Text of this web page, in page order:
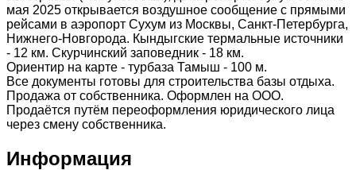
мая 2025 открывается воздушное сообщение с прямыми
рейсами в аэропорт Сухум из Москвы, Санкт-Петербурга,
Нижнего-Новгорода. Кындыгские термальные источники
- 12 км. Скурчинский заповедник - 18 км.
Ориентир на карте - турбаза Тамыш - 100 м.
Все документы готовы для строительства базы отдыха.
Продажа от собственника. Оформлен на ООО.
Продаётся путём переоформления юридического лица
через смену собственника.
Информация